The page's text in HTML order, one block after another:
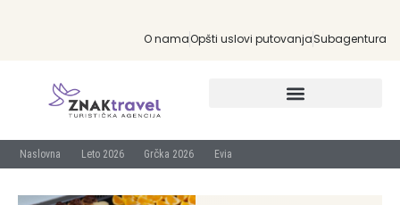
O namaOpšti uslovi putovanjaSubagentura
Naslovna Leto 2026 Grčka 2026 Evia